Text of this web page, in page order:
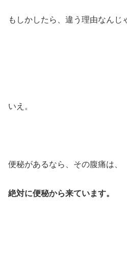
もしかしたら、違う理由なんじ
いえ。
便秘があるなら、その腹痛は、
絶対に便秘から来ています。